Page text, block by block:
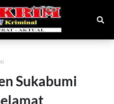
Sukabumi